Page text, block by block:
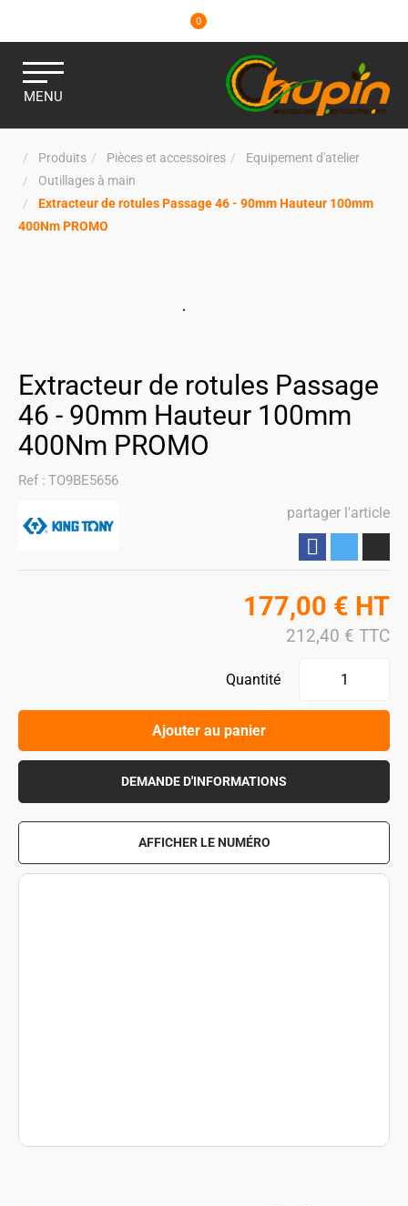
0
MENU
Produits Pièces et accessoires
Equipement d'atelier
Outillages à main
Extracteur de rotules Passage 46 - 90mm Hauteur 100mm
400Nm PROMO
Extracteur de rotules Passage
46 - 90mm Hauteur 100mm
400Nm PROMO
Ref : TO9BE5656
partager l'article
177,00 € HT
212,40 € TTC
Quantité
Ajouter au panier
DEMANDE D'INFORMATIONS
AFFICHER LE NUMÉRO